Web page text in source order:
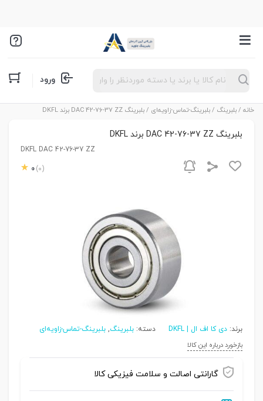
Products
search ورود
خانه /بلبرینگ /بلبرینگ-تماس-زاویه‌ای / بلبرینگ DAC 42-76-37 ZZ برند DKFL
بلبرینگ DAC 42-76-37 ZZ برند DKFL
DKFL DAC 42-76-37 ZZ
0 (0)
برند: دی کا اف ال | DKFL دسته: بلبرینگ, بلبرینگ-تماس-زاویه‌ای
بازخورد درباره این کالا
گارانتی اصالت و سلامت فیزیکی کالا